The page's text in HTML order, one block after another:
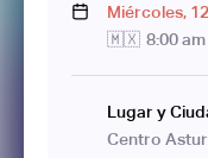
Miércoles, 12
🇲🇽 8:00 am
Lugar y
Centro